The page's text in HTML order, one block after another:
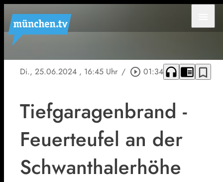
Di., 25.06.2024 , 16:45 Uhr / play_circle_outline 01:34 headphones chrome_reader_mode bookmark_border
Tiefgaragenbrand -
Feuerteufel an der
Schwanthalerhöhe